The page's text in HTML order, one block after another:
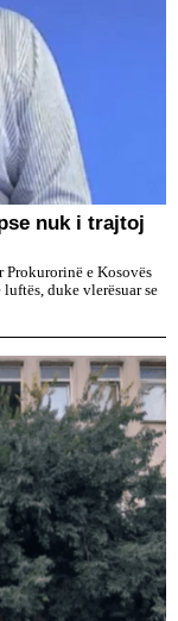
nuk i trajtoj
e Kosovës
duke vlerësuar se